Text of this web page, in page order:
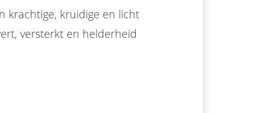
krachtige, kruidige en licht
versterkt en helderheid